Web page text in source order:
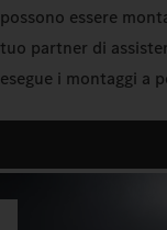
possono essere
tuo partner di
esegue i montaggi a